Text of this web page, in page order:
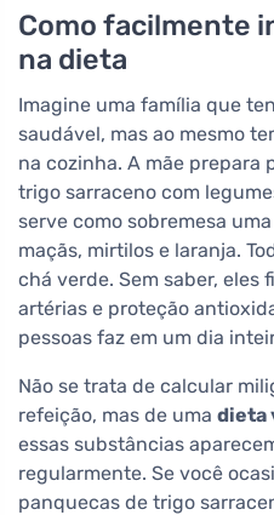
Como facilmente
na dieta
Imagine uma família que
saudável, mas ao mesmo
na cozinha. A mãe prepara
trigo sarraceno com
serve como sobremesa
maçãs, mirtilos e laranja.
chá verde. Sem saber, eles
artérias e proteção
pessoas faz em um dia
Não se trata de calcular
refeição, mas de uma dieta
essas substâncias
regularmente. Se você
panquecas de trigo